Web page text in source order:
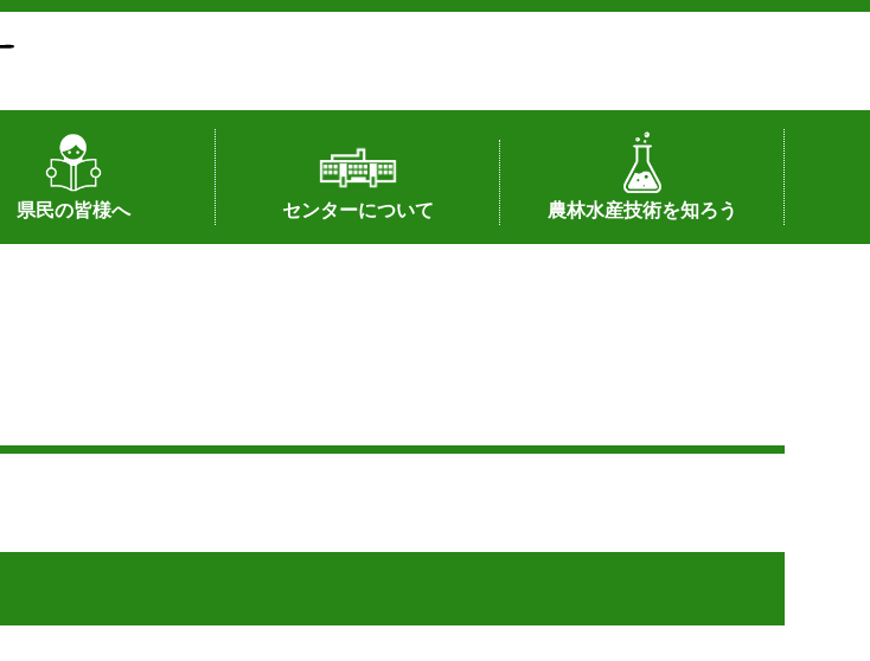
県民の皆様へ
園芸に関する新技術
関する新技術
業に関する新技術
に関する新技術
工に関する新技術
関する新技術
園芸に関する豆知識
に関する豆知識
関する豆知識
関する豆知識
ク・農業環境・機械関係
工に関する豆知識
業に関する豆知識
センターについて
所長あいさつ
組織（各部署へのリンク）
アクセス
沿革
所内の施設配置図
農林水産技術を知ろう
センターの話題
私の試験研究
試験研究課題
第6期中期業務計画
オンライン研究報告
刊行物
知的財産に関する相談窓口